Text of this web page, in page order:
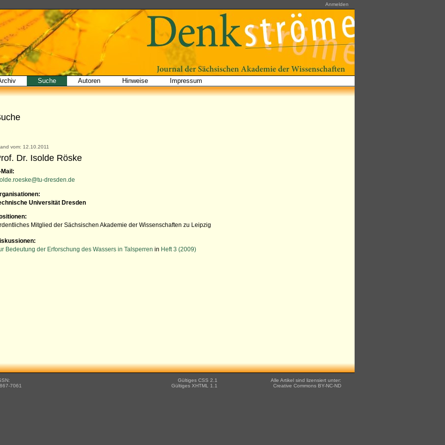
Anmelden
Suche Autoren Hinweise Impressum
vom: 12.10.2011
Dr. Isolde Röske
Mail:
dresden.de
Universität Dresden
Mitglied der Sächsischen Akademie der Wissenschaften zu Leipzig
Bedeutung der Erforschung des Wassers in Talsperren in Heft 3 (2009)
7061
Alle Artikel sind lizensiert unter:
Creative Commons BY-NC-ND
Gültiges CSS 2.1
Gültiges XHTML 1.1